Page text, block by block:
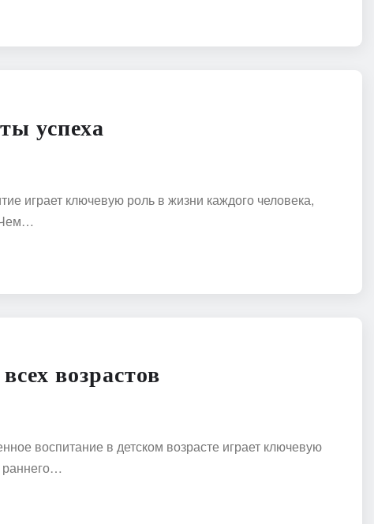
успеха
играет ключевую роль в жизни каждого человека,
Чем…
возрастов
воспитание в детском возрасте играет ключевую
раннего…